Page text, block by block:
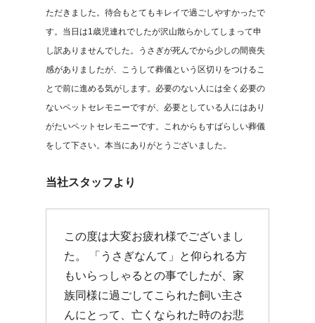
ただきました。待合もとてもキレイで過ごしやすかったで
す。当日は1歳児連れでしたが沢山散らかしてしまって申
し訳ありませんでした。うさぎが死んでから少しの間喪失
感がありましたが、こうして葬儀という区切りをつけるこ
とで前に進める気がします。必要のない人には全く必要の
ないペットセレモニーですが、必要としている人にはあり
がたいペットセレモニーです。これからもすばらしい葬儀
をして下さい。本当にありがとうございました。
当社スタッフより
この度は大変お疲れ様でございまし
た。 「うさぎなんて」と仰られる方
もいらっしゃるとの事でしたが、家
族同様に過ごしてこられた飼い主さ
んにとって、亡くなられた時のお悲